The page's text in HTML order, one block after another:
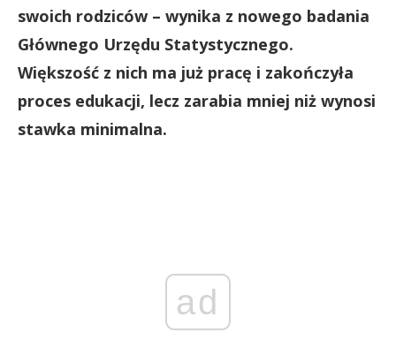
swoich rodziców – wynika z nowego badania
Głównego Urzędu Statystycznego.
Większość z nich ma już pracę i zakończyła
proces edukacji, lecz zarabia mniej niż wynosi
stawka minimalna.
ad